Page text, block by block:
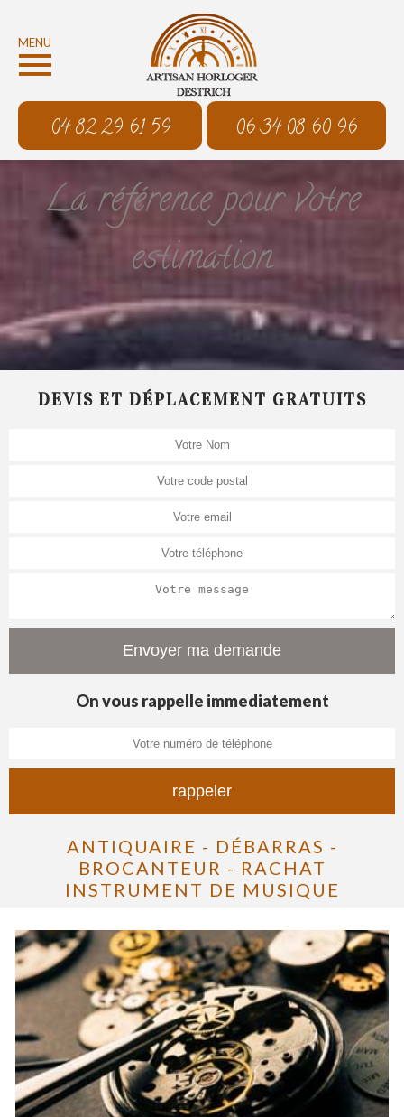
MENU
04 82 29 61 59 06 34 08 60 96
La référence pour votre
estimation
DEVIS ET DÉPLACEMENT GRATUITS
On vous rappelle immediatement
ANTIQUAIRE - DÉBARRAS -
BROCANTEUR - RACHAT
INSTRUMENT DE MUSIQUE